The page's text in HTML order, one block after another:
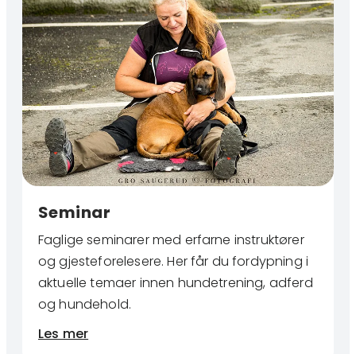
Seminar
Faglige seminarer med erfarne instruktører
og gjesteforelesere. Her får du fordypning i
aktuelle temaer innen hundetrening, adferd
og hundehold.
Les mer